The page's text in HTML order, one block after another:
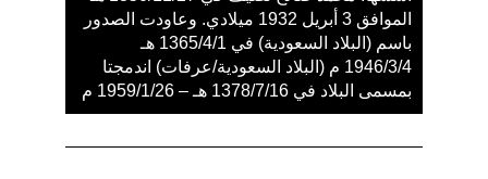
الموافق 3 أبريل 1932 ميلادي. وعاودت الصدور
باسم (البلاد السعودية) في 1365/4/1 هـ
1946/3/4 م (البلاد السعودية/عرفات) اندمجتا
بمسمى البلاد في 1378/7/16 هـ – 1959/1/26 م